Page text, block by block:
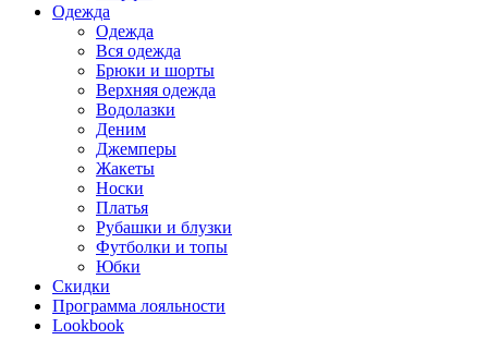
Одежда
Одежда
Вся одежда
Брюки и шорты
Верхняя одежда
Водолазки
Деним
Джемперы
Жакеты
Носки
Платья
Рубашки и блузки
Футболки и топы
Юбки
Скидки
Программа лояльности
Lookbook